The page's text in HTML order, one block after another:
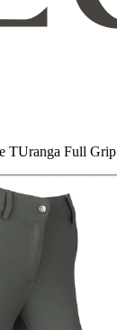
TUranga Full Grip